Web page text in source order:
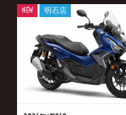
NEW 明石店